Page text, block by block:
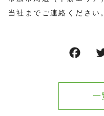
当社までご連絡ください
一